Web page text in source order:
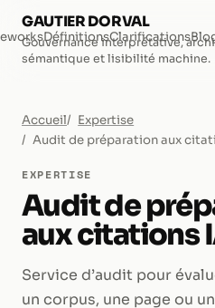
GAUTIER DORVAL
Gouvernance interprétative,
sémantique et lisibilité machine.
DéfinitionsClarifications
Accueil
Expertise
Audit de préparation aux
EXPERTISE
Audit de
aux citations
Service d’audit pour
un corpus, une page ou